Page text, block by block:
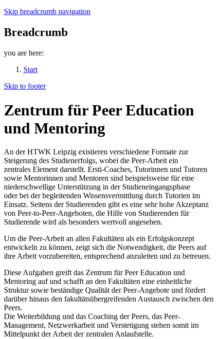
Skip breadcrumb navigation
Breadcrumb
you are here:
Start
Skip to footer
Zentrum für Peer Education
und Mentoring
An der HTWK Leipzig existieren verschiedene Formate zur
Steigerung des Studienerfolgs, wobei die Peer-Arbeit ein
zentrales Element darstellt. Ersti-Coaches, Tutorinnen und Tutoren
sowie Mentorinnen und Mentoren sind beispielsweise für eine
niederschwellige Unterstützung in der Studieneingangsphase
oder bei der begleitenden Wissensvermittlung durch Tutorien im
Einsatz. Seitens der Studierenden gibt es eine sehr hohe Akzeptanz
von Peer-to-Peer-Angeboten, die Hilfe von Studierenden für
Studierende wird als besonders wertvoll angesehen.
Um die Peer-Arbeit an allen Fakultäten als ein Erfolgskonzept
entwickeln zu können, zeigt sich die Notwendigkeit, die Peers auf
ihre Arbeit vorzubereiten, entsprechend anzuleiten und zu betreuen.
Diese Aufgaben greift das Zentrum für Peer Education und
Mentoring auf und schafft an den Fakultäten eine einheitliche
Struktur sowie beständige Qualität der Peer-Angebote und fördert
darüber hinaus den fakultätsübergreifenden Austausch zwischen den
Peers.
Die Weiterbildung und das Coaching der Peers, das Peer-
Management, Netzwerkarbeit und Verstetigung stehen somit im
Mittelpunkt der Arbeit der zentralen Anlaufstelle.